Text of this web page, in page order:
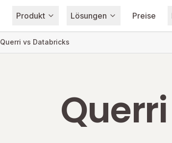
Produkt Lösungen Preise
Querri vs Databricks